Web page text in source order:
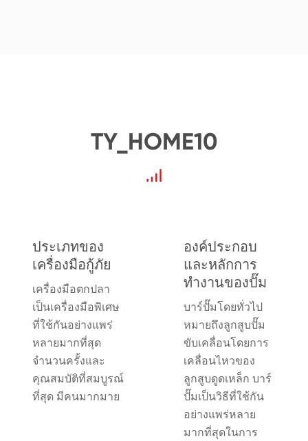
TY_HOME10
ประเภทของ
เครื่องมือกู้ภัย
เครื่องมือตกปลา
เป็นเครื่องมือพิเศษ
ที่ใช้กันอย่างแพร่
หลายมากที่สุด
จำนวนครั้งและ
คุณสมบัติที่สมบูรณ์
ที่สุด มีคนมากมาย
องค์ประกอบ
และหลักการ
ทำงานของปั๊ม
บาร์ปั๊มโดยทั่วไป
หมายถึงลูกสูบปั๊ม
ขับเคลื่อนโดยการ
เคลื่อนไหวของ
ลูกสูบดูดเหล็ก บาร์
ปั๊มเป็นวิธีที่ใช้กัน
อย่างแพร่หลาย
มากที่สุดในการ